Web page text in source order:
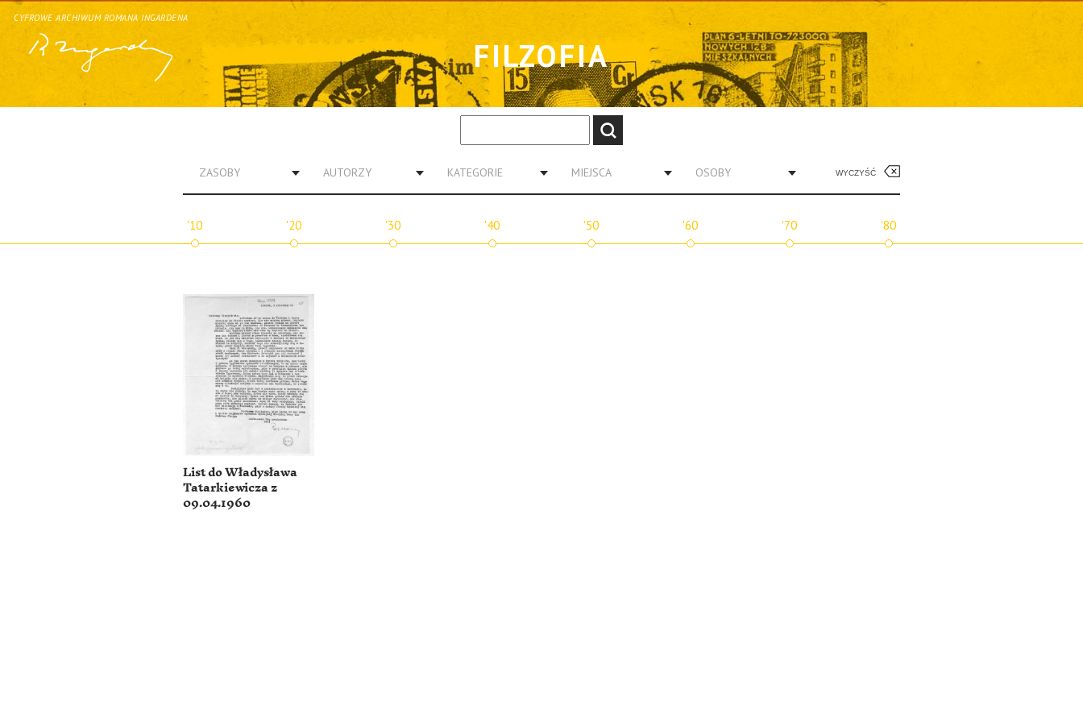
CYFROWE ARCHIWUM ROMANA INGARDENA
FILZOFIA
ZASOBY AUTORZY KATEGORIE MIEJSCA OSOBY WYCZYŚĆ
'10 '20 '30 '40 '50 '60 '70 '80
List do Władysława
Tatarkiewicza z
09.04.1960